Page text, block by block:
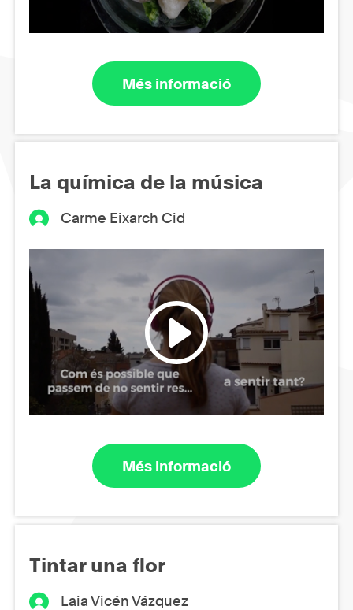
Més informació
La química de la música
Carme Eixarch Cid
Més informació
Tintar una flor
Laia Vicén Vázquez